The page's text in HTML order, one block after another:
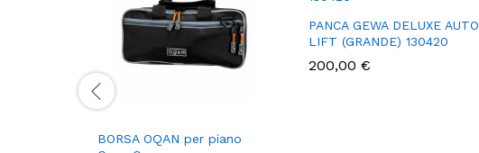
BORSA OQAN per piano
PANCA GEWA DELUXE AUTO
LIFT (GRANDE) 130420
200,00 €